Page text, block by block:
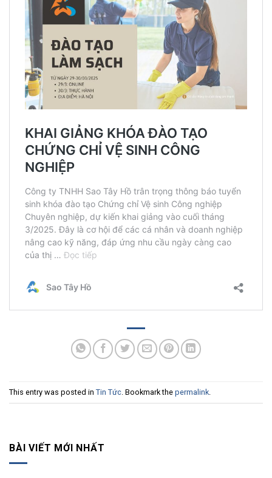
This entry was posted in Tin Tức . Bookmark the permalink
BÀI VIẾT MỚI NHẤT